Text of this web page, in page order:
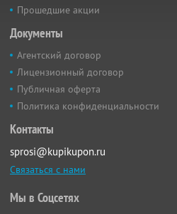
Прошедшие акции
Документы
Агентский договор
Лицензионный договор
Публичная оферта
Политика конфиденциальности
Контакты
sprosi@kupikupon.ru
Связаться с нами
Мы в Соцсетях